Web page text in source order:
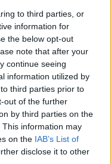
to third parties, or
information for
the below opt-out
note that after your
continue seeing
information utilized by
third parties prior to
out of the further
by third parties on the
This information may
on the IAB’s List of
disclose it to other
fel a múltat